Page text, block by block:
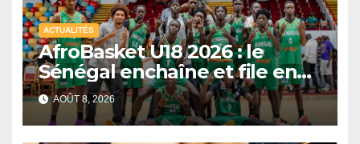
ACTUALITÉS
AfroBasket U18 2026 : le
Sénégal enchaîne et file en
quarts de finale
AOÛT 8, 2026